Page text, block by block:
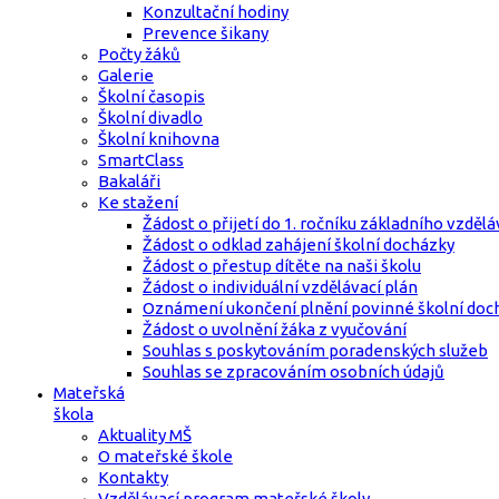
Konzultační hodiny
Prevence šikany
Počty žáků
Galerie
Školní časopis
Školní divadlo
Školní knihovna
SmartClass
Bakaláři
Ke stažení
Žádost o přijetí do 1. ročníku základního
Žádost o odklad zahájení školní docházky
Žádost o přestup dítěte na naši školu
Žádost o individuální vzdělávací plán
Oznámení ukončení plnění povinné školní
Žádost o uvolnění žáka z vyučování
Souhlas s poskytováním poradenských služeb
Souhlas se zpracováním osobních údajů
Mateřská
škola
Aktuality MŠ
O mateřské škole
Kontakty